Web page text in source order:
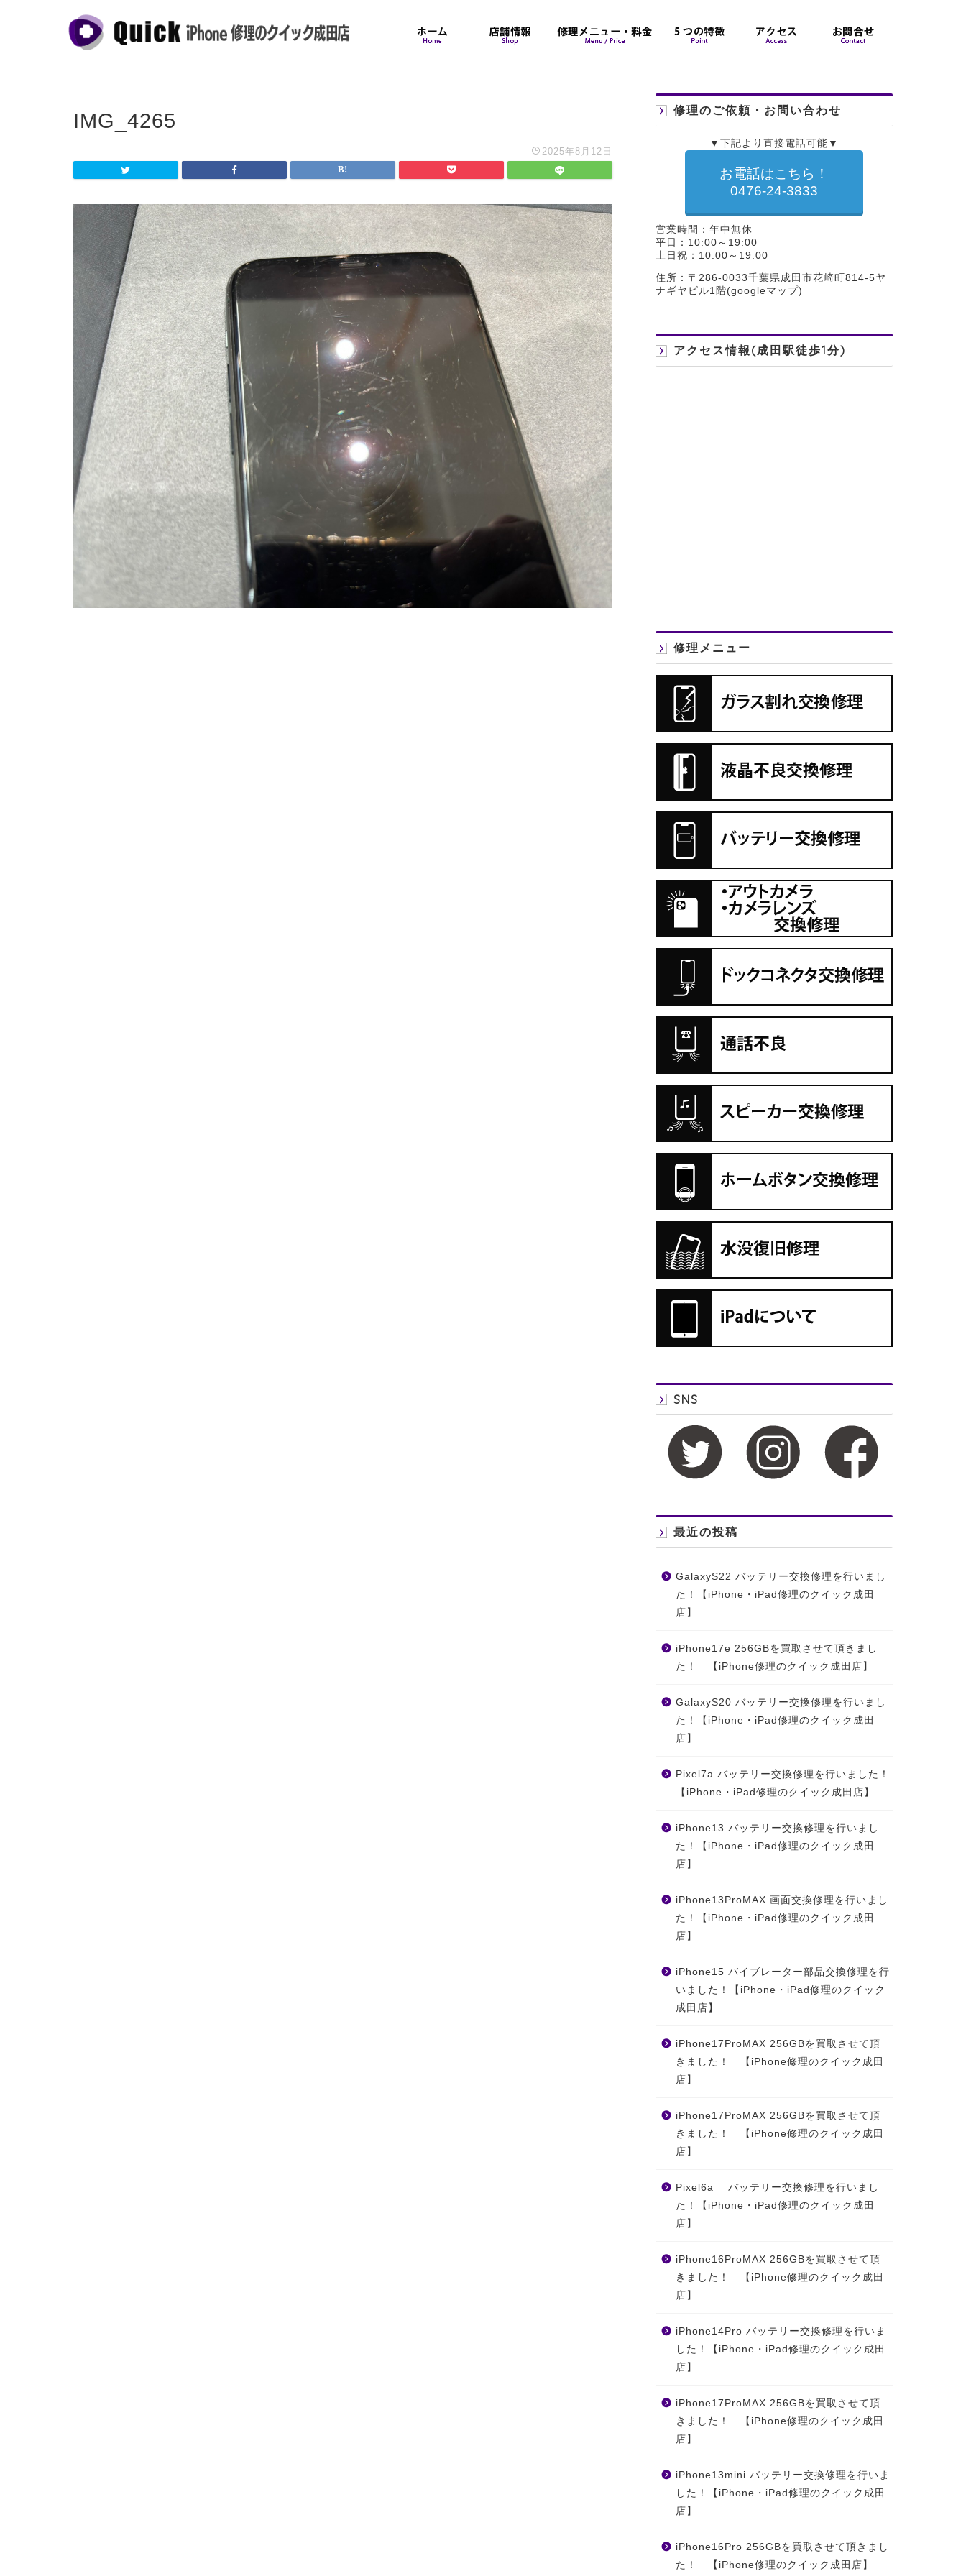
IMG_4265
2025年8月12日
修理のご依頼・お問い合わせ
▼下記より直接電話可能▼
お電話はこちら！
0476-24-3833
営業時間：年中無休
平日：10:00～19:00
土日祝：10:00～19:00
住所：〒286-0033千葉県成田市花崎町814-5ヤ
ナギヤビル1階(googleマップ)
アクセス情報(成田駅徒歩1分)
修理メニュー
SNS
最近の投稿
GalaxyS22 バッテリー交換修理を行いまし
た！【iPhone・iPad修理のクイック成田
店】
iPhone17e 256GBを買取させて頂きまし
た！ 【iPhone修理のクイック成田店】
GalaxyS20 バッテリー交換修理を行いまし
た！【iPhone・iPad修理のクイック成田
店】
Pixel7a バッテリー交換修理を行いました！
【iPhone・iPad修理のクイック成田店】
iPhone13 バッテリー交換修理を行いまし
た！【iPhone・iPad修理のクイック成田
店】
iPhone13ProMAX 画面交換修理を行いまし
た！【iPhone・iPad修理のクイック成田
店】
iPhone15 バイブレーター部品交換修理を行
いました！【iPhone・iPad修理のクイック
成田店】
iPhone17ProMAX 256GBを買取させて頂
きました！ 【iPhone修理のクイック成田
店】
iPhone17ProMAX 256GBを買取させて頂
きました！ 【iPhone修理のクイック成田
店】
Pixel6a バッテリー交換修理を行いまし
た！【iPhone・iPad修理のクイック成田
店】
iPhone16ProMAX 256GBを買取させて頂
きました！ 【iPhone修理のクイック成田
店】
iPhone14Pro バッテリー交換修理を行いま
した！【iPhone・iPad修理のクイック成田
店】
iPhone17ProMAX 256GBを買取させて頂
きました！ 【iPhone修理のクイック成田
店】
iPhone13mini バッテリー交換修理を行いま
した！【iPhone・iPad修理のクイック成田
店】
iPhone16Pro 256GBを買取させて頂きまし
た！ 【iPhone修理のクイック成田店】